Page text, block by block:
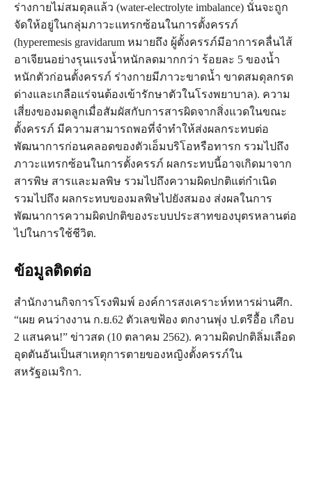
ร่างกายไม่สมดุลแล้ว (water-electrolyte imbalance) นั่นจะถูก
จัดให้อยู่ในกลุ่มภาวะแทรกซ้อนในการตั้งครรภ์
(hyperemesis gravidarum หมายถึง ผู้ตั้งครรภ์มีอาการคลื่นไส้
อาเจียนอย่างรุนแรงน้ำหนักลดมากกว่า ร้อยละ 5 ของน้ำ
หนักตัวก่อนตั้งครรภ์ ร่างกายมีภาวะขาดน้ำ ขาดสมดุลกรด
ด่างและเกลือแร่จนต้องเข้ารักษาตัวในโรงพยาบาล). ความ
เสี่ยงของมดลูกเมื่อสัมผัสกับการสารผิดจากสิ่งแวดในขณะ
ตั้งครรภ์ มีความสามารถพอที่จำทำให้ส่งผลกระทบต่อ
พัฒนาการก่อนคลอดของตัวเอ็มบริโอหรือทารก รวมไปถึง
ภาวะแทรกซ้อนในการตั้งครรภ์ ผลกระทบนี้อาจเกิดมาจาก
สารพิษ สารและมลพิษ รวมไปถึงความผิดปกติแต่กำเนิด
รวมไปถึง ผลกระทบของมลพิษไปยังสมอง ส่งผลในการ
พัฒนาการความผิดปกติของระบบประสาทของบุตรหลานต่อ
ไปในการใช้ชีวิต.
ข้อมูลติดต่อ
สำนักงานกิจการโรงพิมพ์ องค์การสงเคราะห์ทหารผ่านศึก.
“เผย คนว่างงาน ก.ย.62 ตัวเลขฟ้อง ตกงานพุ่ง ป.ตรีอื้อ เกือบ
2 แสนคน!” ข่าวสด (10 ตลาคม 2562). ความผิดปกติลิ่มเลือด
อุดตันอันเป็นสาเหตุการตายของหญิงตั้งครรภ์ใน
สหรัฐอเมริกา.